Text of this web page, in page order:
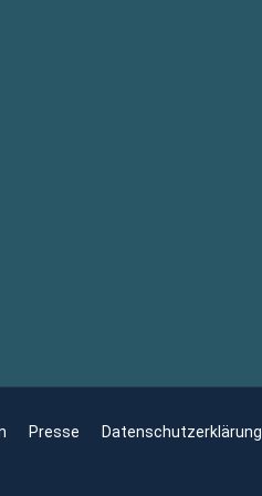
Presse Datenschutzerklärung